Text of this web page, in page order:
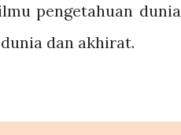
pengetahuan
dan akhirat.